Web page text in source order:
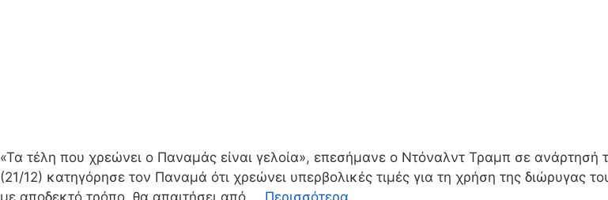
«Τα τέλη που χρεώνει ο Παναμάς είναι γελοία», επεσήμανε ο Ντόναλντ Τραμπ σε
(21/12) κατηγόρησε τον Παναμά ότι χρεώνει υπερβολικές τιμές για τη χρήση της διώρυγας
με αποδεκτό τρόπο, θα απαιτήσει από … Περισσότερα